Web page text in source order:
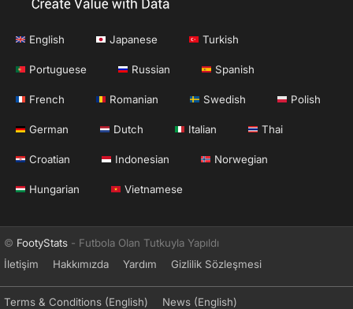
English Japanese Turkish
Portuguese Russian Spanish
French Romanian Swedish Polish
German Dutch Italian Thai
Croatian Indonesian Norwegian
Hungarian Vietnamese
© FootyStats - Futbola Olan Tutkuyla Yapıldı
İletişim
Hakkımızda Yardım Gizlilik Sözleşmesi
Terms & Conditions (English) News (English)